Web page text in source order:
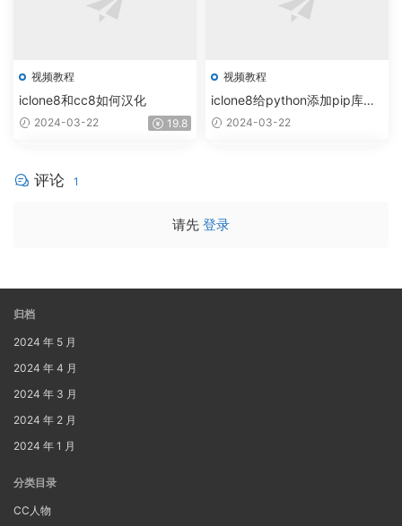
视频教程
iclone8和cc8如何汉化
2024-03-22 19.8
视频教程
iclone8给python添加pip库操
作 2024-03-22
评论 1
请先 登录
归档
2024 年 5 月
2024 年 4 月
2024 年 3 月
2024 年 2 月
2024 年 1 月
分类目录
CC人物